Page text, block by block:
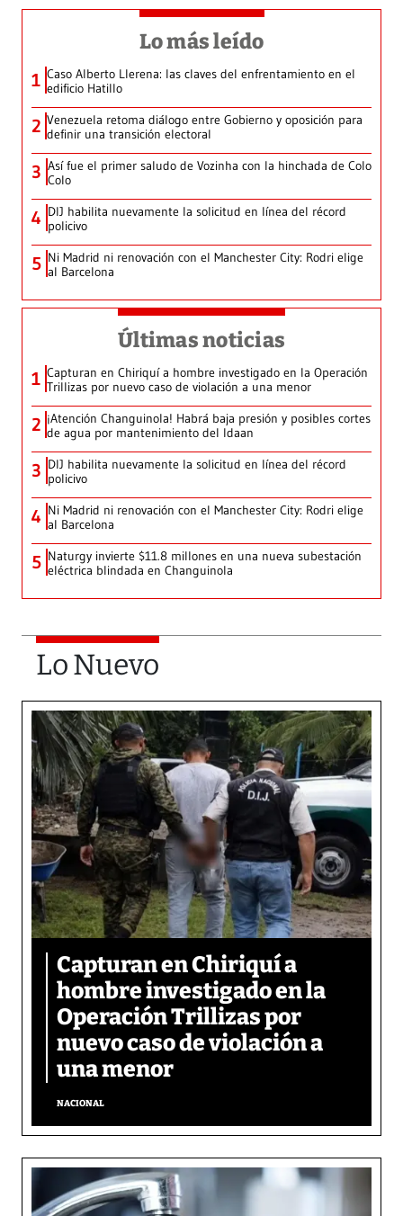
Lo más leído
1 Caso Alberto Llerena: las claves del enfrentamiento en el
edificio Hatillo
2 Venezuela retoma diálogo entre Gobierno y oposición para
definir una transición electoral
3 Así fue el primer saludo de Vozinha con la hinchada de Colo
Colo
4 DIJ habilita nuevamente la solicitud en línea del récord
policivo
5 Ni Madrid ni renovación con el Manchester City: Rodri elige
al Barcelona
Últimas noticias
1 Capturan en Chiriquí a hombre investigado en la Operación
Trillizas por nuevo caso de violación a una menor
2 ¡Atención Changuinola! Habrá baja presión y posibles cortes
de agua por mantenimiento del Idaan
3 DIJ habilita nuevamente la solicitud en línea del récord
policivo
4 Ni Madrid ni renovación con el Manchester City: Rodri elige
al Barcelona
5 Naturgy invierte $11.8 millones en una nueva subestación
eléctrica blindada en Changuinola
Lo Nuevo
Capturan en Chiriquí a
hombre investigado en la
Operación Trillizas por
nuevo caso de violación a
una menor
NACIONAL